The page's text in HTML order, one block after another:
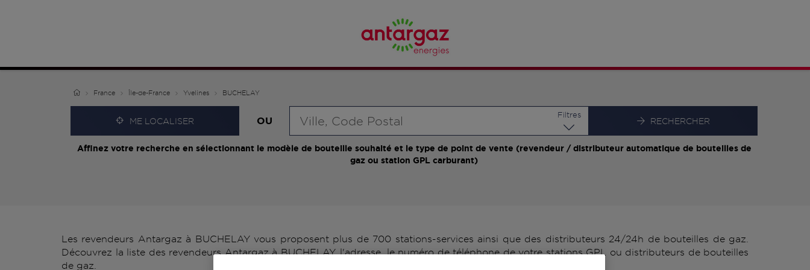
France Île-de-France Yvelines BUCHELAY
ME LOCALISER OU
Filtres
RECHERCHER
Affinez votre recherche en sélectionnant le modèle de bouteille souhaité et le type de point de vente (revendeur / distributeur automatique de bouteilles de
gaz ou station GPL carburant)
Les revendeurs Antargaz à BUCHELAY vous proposent plus de 700 stations-services ainsi que des distributeurs 24/24h de bouteilles de gaz.
Découvrez la liste des revendeurs Antargaz à BUCHELAY, l'adresse, le numéro de téléphone de votre stations GPL ou distributeurs de bouteilles
de gaz.